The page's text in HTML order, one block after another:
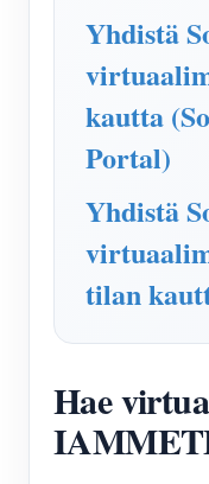
Energian
Sovellukset
PV-
Store
Resurssit
Tuotteen
Asiakirja
Opetusvideo
FAQ
Yhteisö
Kehittäjä
Tutkia
Palkinto-
Ottaa
Meistä
Yhdistä
kautta
Portal)
Yhdistä
tilan
Hae